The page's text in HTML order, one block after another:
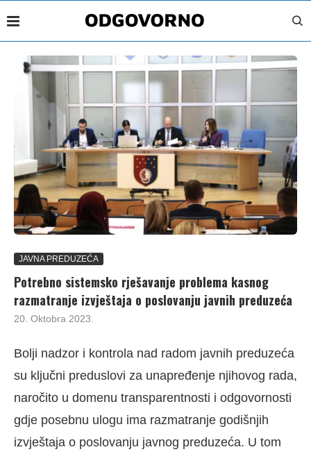
JAVNA PREDUZEĆA
Potrebno sistemsko rješavanje problema kasnog
razmatranje izvještaja o poslovanju javnih preduzeća
20. Oktobra 2023.
Bolji nadzor i kontrola nad radom javnih preduzeća
su ključni preduslovi za unapređenje njihovog rada,
naročito u domenu transparentnosti i odgovornosti
gdje posebnu ulogu ima razmatranje godišnjih
izvještaja o poslovanju javnog preduzeća. U tom